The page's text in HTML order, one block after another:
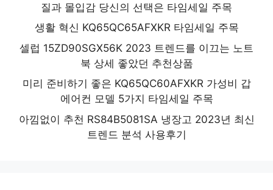
질과 몰입감 당신의 선택은 타임세일 주목
생활 혁신 KQ65QC65AFXKR 타임세일 주목
셀럽 15ZD90SGX56K 2023 트렌드를 이끄는 노트
북 상세 좋았던 추천상품
미리 준비하기 좋은 KQ65QC60AFXKR 가성비 갑
에어컨 모델 5가지 타임세일 주목
아낌없이 추천 RS84B5081SA 냉장고 2023년 최신
트렌드 분석 사용후기